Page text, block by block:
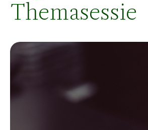
Themasessie